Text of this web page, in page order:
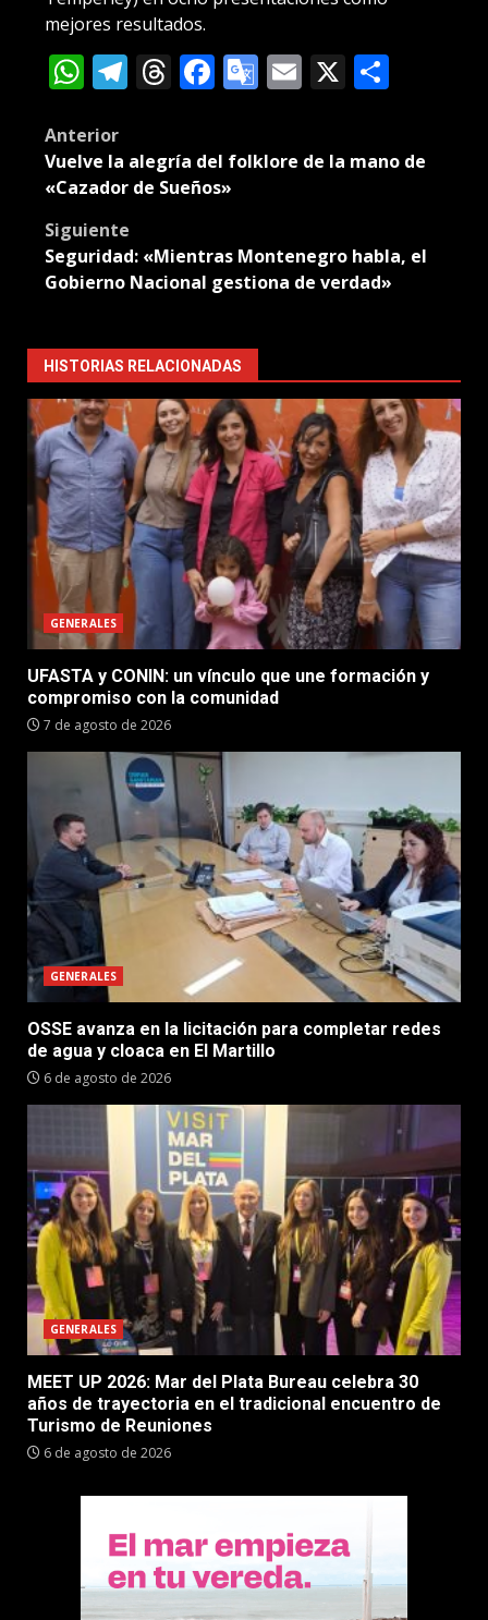
mejores resultados.
WhatsApp
Telegram
Threads
Facebook
Google
Email
X
Post
navigation
Anterior
Vuelve la alegría del folklore de la mano de
«Cazador de Sueños»
Siguiente
Seguridad: «Mientras Montenegro habla, el
Gobierno Nacional gestiona de verdad»
HISTORIAS RELACIONADAS
GENERALES
UFASTA y CONIN: un vínculo que une formación y
compromiso con la comunidad
7 de agosto de 2026
GENERALES
OSSE avanza en la licitación para completar redes
de agua y cloaca en El Martillo
6 de agosto de 2026
GENERALES
MEET UP 2026: Mar del Plata Bureau celebra 30
años de trayectoria en el tradicional encuentro de
Turismo de Reuniones
6 de agosto de 2026